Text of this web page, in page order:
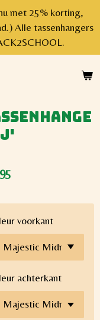
met 25% korting,
Alle tassenhangers
voorkant
achterkant